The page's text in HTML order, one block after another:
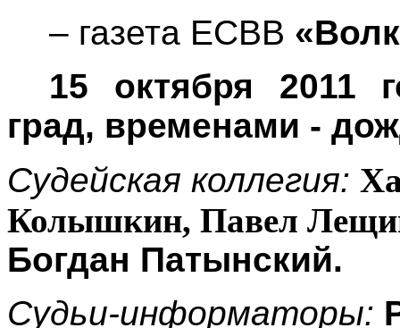
– газета ЕСВВ
15 октября 2011
град, временами -
Судейская коллегия:
Колышкин, Павел
Богдан Патынский.
Судьи-информаторы: